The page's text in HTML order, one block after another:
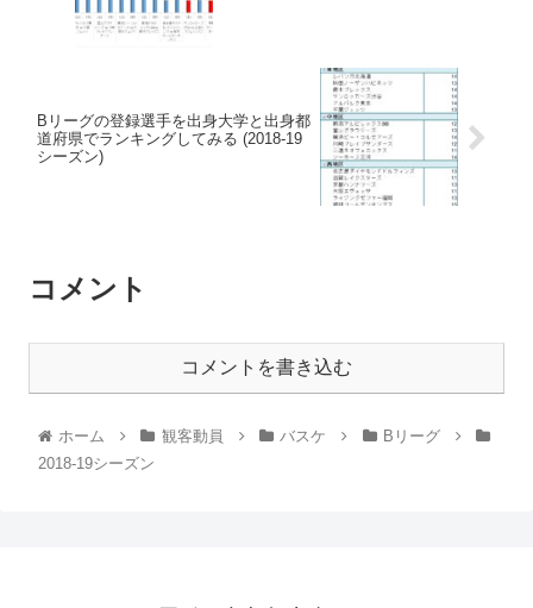
Bリーグの登録選手を出身大学と出身都
道府県でランキングしてみる (2018-19
シーズン)
コメント
コメントを書き込む
ホーム 観客動員 バスケ
Bリーグ
2018-19シーズン